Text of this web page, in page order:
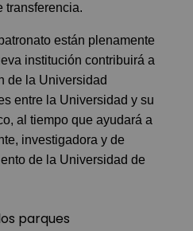
transferencia.
están plenamente
institución contribuirá a
de la Universidad
entre la Universidad y su
al tiempo que ayudará a
investigadora y de
de la Universidad de
parques